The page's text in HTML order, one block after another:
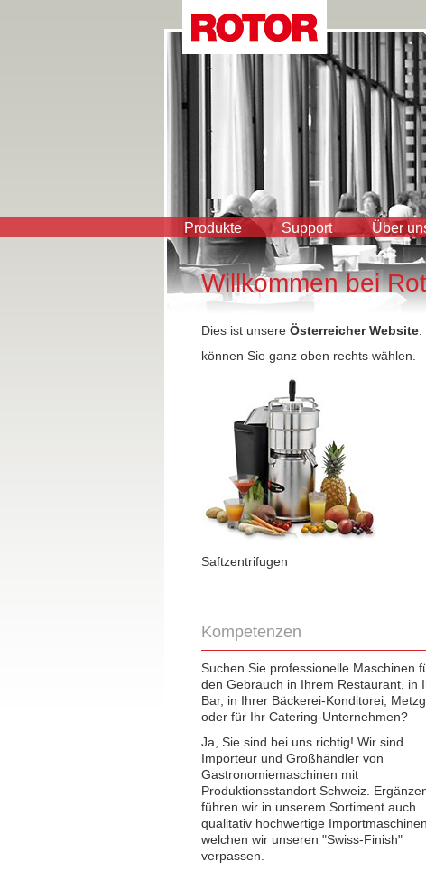
Produkte Support Über
Willkommen bei
Dies ist unsere Österreicher Website
können Sie ganz oben rechts wählen.
Saftzentrifugen
Kompetenzen
Suchen Sie professionelle Maschinen
den Gebrauch in Ihrem Restaurant, in
Bar, in Ihrer Bäckerei-Konditorei,
oder für Ihr Catering-Unternehmen?
Ja, Sie sind bei uns richtig! Wir sind
Importeur und Großhändler von
Gastronomiemaschinen mit
Produktionsstandort Schweiz.
führen wir in unserem Sortiment auch
qualitativ hochwertige Importmaschinen,
welchen wir unseren "Swiss-Finish"
verpassen.